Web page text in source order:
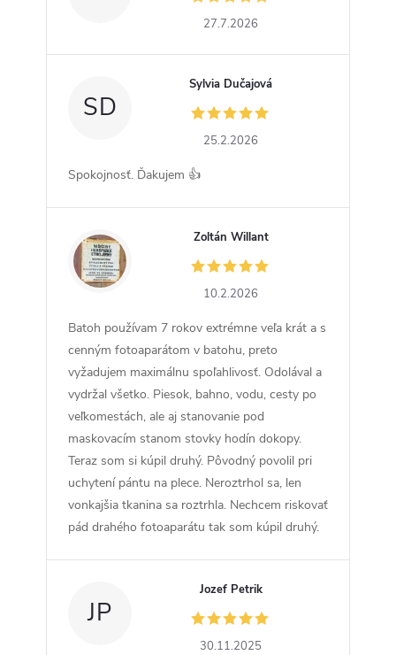
27.7.2026
SD
Sylvia Dučajová
25.2.2026
Spokojnosť. Ďakujem 👍
ZW
Zoltán Willant
10.2.2026
Batoh používam 7 rokov extrémne veľa krát a s
cenným fotoaparátom v batohu, preto
vyžadujem maximálnu spoľahlivosť. Odolával a
vydržal všetko. Piesok, bahno, vodu, cesty po
veľkomestách, ale aj stanovanie pod
maskovacím stanom stovky hodín dokopy.
Teraz som si kúpil druhý. Pôvodný povolil pri
uchytení pántu na plece. Neroztrhol sa, len
vonkajšia tkanina sa roztrhla. Nechcem riskovať
pád drahého fotoaparátu tak som kúpil druhý.
JP
Jozef Petrik
30.11.2025